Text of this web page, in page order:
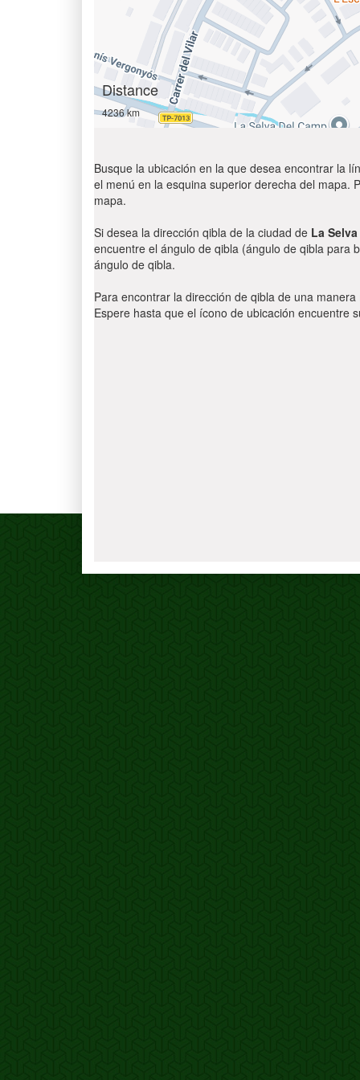
Distance
4236 km
Busque la ubicación en la que desea encontrar la
el menú en la esquina superior derecha del mapa.
mapa.
Si desea la dirección qibla de la ciudad de La
encuentre el ángulo de qibla (ángulo de qibla para
ángulo de qibla.
Para encontrar la dirección de qibla de una
Espere hasta que el ícono de ubicación encuentre